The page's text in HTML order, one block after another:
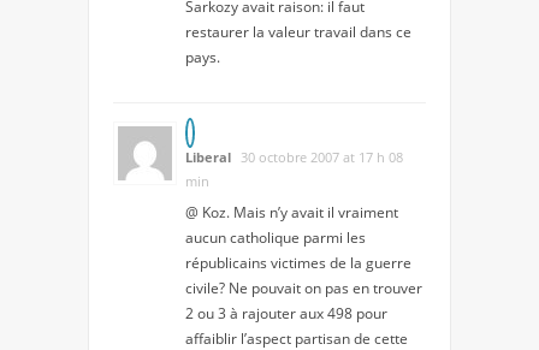
Sarkozy avait raison: il faut
restaurer la valeur travail dans ce
pays.
Liberal 30 octobre 2007 at 17 h 08
min
@ Koz. Mais n’y avait il vraiment
aucun catholique parmi les
républicains victimes de la guerre
civile? Ne pouvait on pas en trouver
2 ou 3 à rajouter aux 498 pour
affaiblir l’aspect partisan de cette